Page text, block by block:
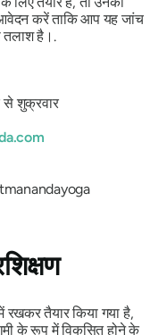
करें ताकि आप यह जांच
तलाश है।.
से शुक्रवार
में रखकर तैयार किया गया है,
के रूप में विकसित होने के